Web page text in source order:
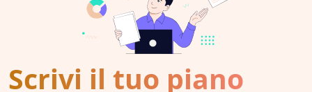
Scrivi il tuo piano